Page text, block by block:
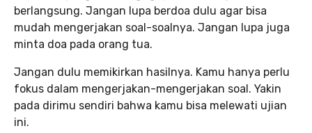
berlangsung. Jangan lupa berdoa dulu agar bisa
mudah mengerjakan soal-soalnya. Jangan lupa juga
minta doa pada orang tua.
Jangan dulu memikirkan hasilnya. Kamu hanya perlu
fokus dalam mengerjakan-mengerjakan soal. Yakin
pada dirimu sendiri bahwa kamu bisa melewati ujian
ini.